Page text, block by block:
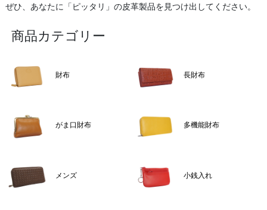
ぜひ、あなたに「ピッタリ」の皮革製品を見つけ出してください。
商品カテゴリー
財布 長財布
がま口財布 多機能財布
メンズ 小銭入れ